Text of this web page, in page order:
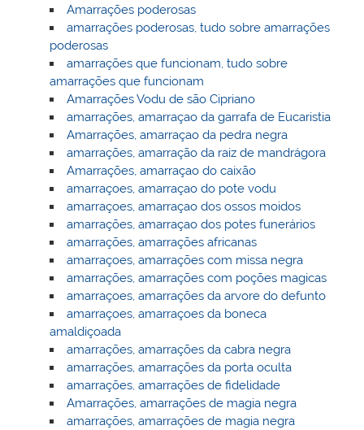
Amarrações poderosas
amarrações poderosas, tudo sobre amarrações
poderosas
amarrações que funcionam, tudo sobre
amarrações que funcionam
Amarrações Vodu de são Cipriano
amarrações, amarraçao da garrafa de Eucaristia
Amarrações, amarraçao da pedra negra
amarrações, amarração da raiz de mandrágora
Amarrações, amarraçao do caixão
amarraçoes, amarraçao do pote vodu
amarraçoes, amarraçao dos ossos moidos
amarrações, amarraçao dos potes funerários
amarrações, amarrações africanas
amarraçoes, amarrações com missa negra
amarrações, amarrações com poções magicas
amarraçoes, amarrações da arvore do defunto
amarraçoes, amarraçoes da boneca
amaldiçoada
amarrações, amarrações da cabra negra
amarrações, amarrações da porta oculta
amarrações, amarrações de fidelidade
Amarrações, amarrações de magia negra
amarrações, amarrações de magia negra